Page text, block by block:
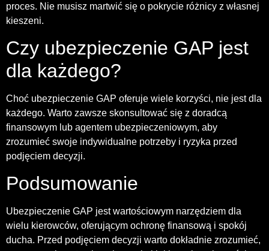
proces. Nie musisz martwić się o pokrycie różnicy z własnej
kieszeni.
Czy ubezpieczenie GAP jest
dla każdego?
Choć ubezpieczenie GAP oferuje wiele korzyści, nie jest dla
każdego. Warto zawsze skonsultować się z doradcą
finansowym lub agentem ubezpieczeniowym, aby
zrozumieć swoje indywidualne potrzeby i ryzyka przed
podjęciem decyzji.
Podsumowanie
Ubezpieczenie GAP jest wartościowym narzędziem dla
wielu kierowców, oferującym ochronę finansową i spokój
ducha. Przed podjęciem decyzji warto dokładnie zrozumieć,